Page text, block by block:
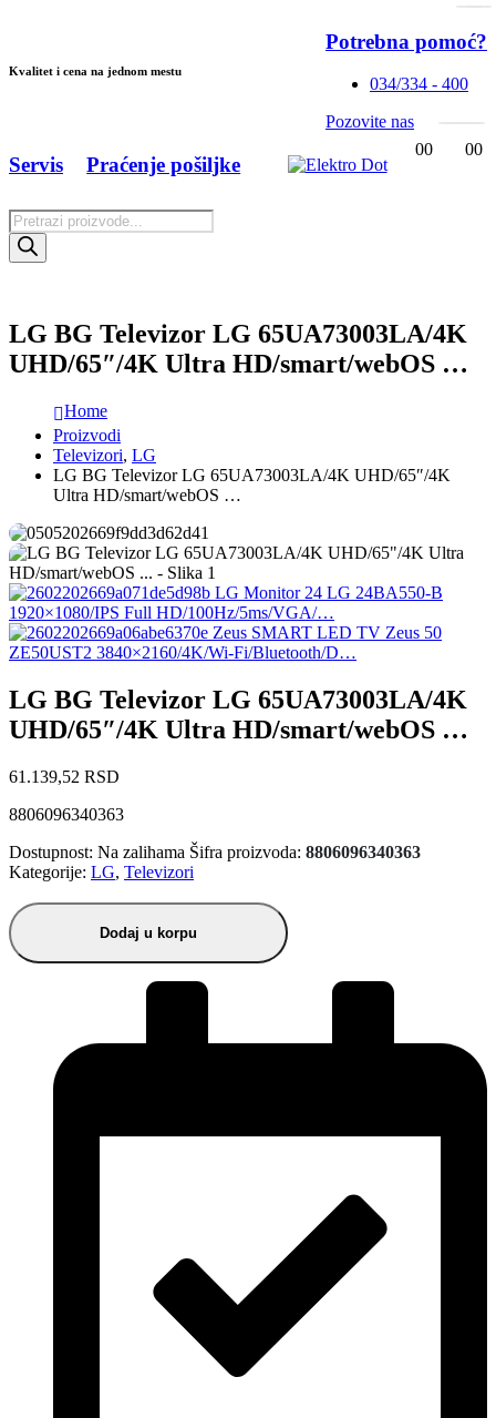
Kvalitet i cena na jednom mestu
Potrebna pomoć?
034/334 - 400
Pozovite nas
Products
search
Servis Praćenje pošiljke
00 00
LG BG Televizor LG 65UA73003LA/4K
UHD/65″/4K Ultra HD/smart/webOS …
Home
Proizvodi
Televizori, LG
LG BG Televizor LG 65UA73003LA/4K UHD/65″/4K
Ultra HD/smart/webOS …
LG Monitor 24 LG 24BA550-B
1920×1080/IPS Full HD/100Hz/5ms/VGA/…
Zeus SMART LED TV Zeus 50
ZE50UST2 3840×2160/4K/Wi-Fi/Bluetooth/D…
LG BG Televizor LG 65UA73003LA/4K
UHD/65″/4K Ultra HD/smart/webOS …
61.139,52 RSD
8806096340363
Dostupnost: Na zalihama Šifra proizvoda: 8806096340363
Kategorije: LG, Televizori
Dodaj u korpu